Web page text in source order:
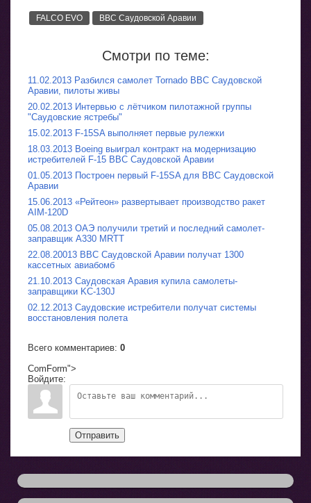
FALCO EVO ВВС Саудовской Аравии
Смотри по теме:
11.02.2013 Разбился самолет Tornado ВВС Саудовской
Аравии, пилоты живы
20.02.2013 Интервью с лётчиком пилотажной группы
"Саудовские ястребы"
15.02.2013 F-15SA выполняет первые рулежки
18.03.2013 Boeing выиграл контракт на модернизацию
истребителей F-15 ВВС Саудовской Аравии
01.05.2013 Построен первый F-15SA для ВВС Саудовской
Аравии
15.06.2013 «Рейтеон» развертывает производство ракет
AIM-120D
05.08.2013 ОАЭ получили третий и последний самолет-
заправщик A330 MRTT
22.08.20013 ВВС Саудовской Аравии получат 1300
кассетных авиабомб
21.10.2013 Саудовская Аравия купила самолеты-
заправщики KC-130J
02.12.2013 Саудовские истребители получат системы
восстановления полета
Всего комментариев: 0
ComForm">
Войдите:
Отправить